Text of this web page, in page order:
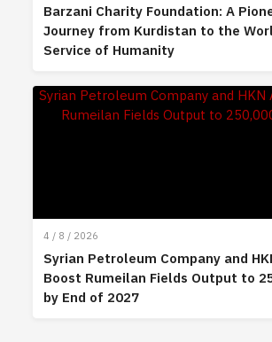
Barzani Charity Foundation: A
Journey from Kurdistan to the
Service of Humanity
4 / 8 / 2026
Syrian Petroleum Company and
Boost Rumeilan Fields Output to
by End of 2027